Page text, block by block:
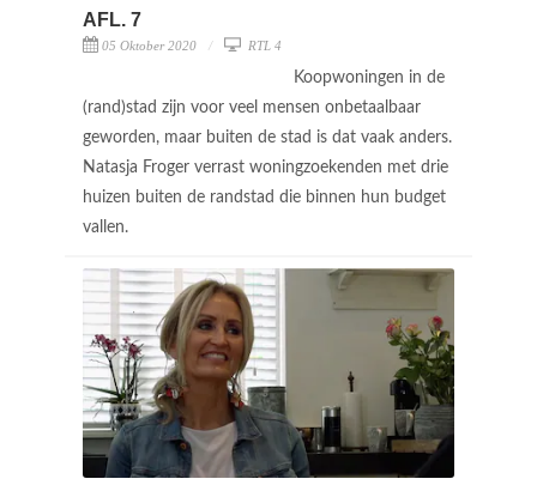
AFL. 7
05 Oktober 2020 RTL 4
Koopwoningen in de
(rand)stad zijn voor veel mensen onbetaalbaar
geworden, maar buiten de stad is dat vaak anders.
Natasja Froger verrast woningzoekenden met drie
huizen buiten de randstad die binnen hun budget
vallen.